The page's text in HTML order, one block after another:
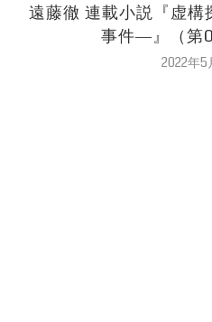
遠藤徹 連載小説『虚
事件―』（第
2022年5